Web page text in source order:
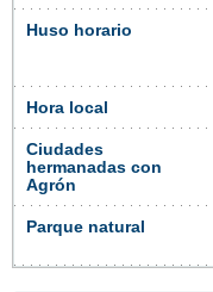
Huso horario
Hora local
Ciudades
hermanadas con
Agrón
Parque natural